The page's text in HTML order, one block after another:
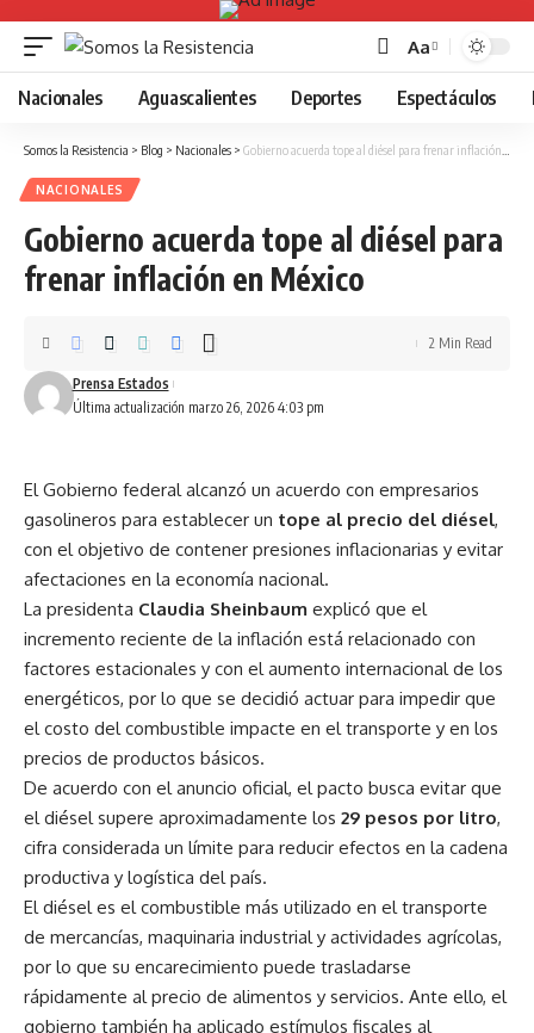
Font
Resizer
Aa
Nacionales Aguascalientes Deportes Espectáculos
Somos la Resistencia > Blog > Nacionales > Gobierno acuerda tope al diésel para frenar inflación en México
NACIONALES
Gobierno acuerda tope al diésel para
frenar inflación en México
Última actualización marzo 26, 2026 4:03 pm
Prensa Estados
2 Min Read
El Gobierno federal alcanzó un acuerdo con empresarios
gasolineros para establecer un tope al precio del diésel,
con el objetivo de contener presiones inflacionarias y evitar
afectaciones en la economía nacional.
La presidenta Claudia Sheinbaum explicó que el
incremento reciente de la inflación está relacionado con
factores estacionales y con el aumento internacional de los
energéticos, por lo que se decidió actuar para impedir que
el costo del combustible impacte en el transporte y en los
precios de productos básicos.
De acuerdo con el anuncio oficial, el pacto busca evitar que
el diésel supere aproximadamente los 29 pesos por litro,
cifra considerada un límite para reducir efectos en la cadena
productiva y logística del país.
El diésel es el combustible más utilizado en el transporte
de mercancías, maquinaria industrial y actividades agrícolas,
por lo que su encarecimiento puede trasladarse
rápidamente al precio de alimentos y servicios. Ante ello, el
gobierno también ha aplicado estímulos fiscales al